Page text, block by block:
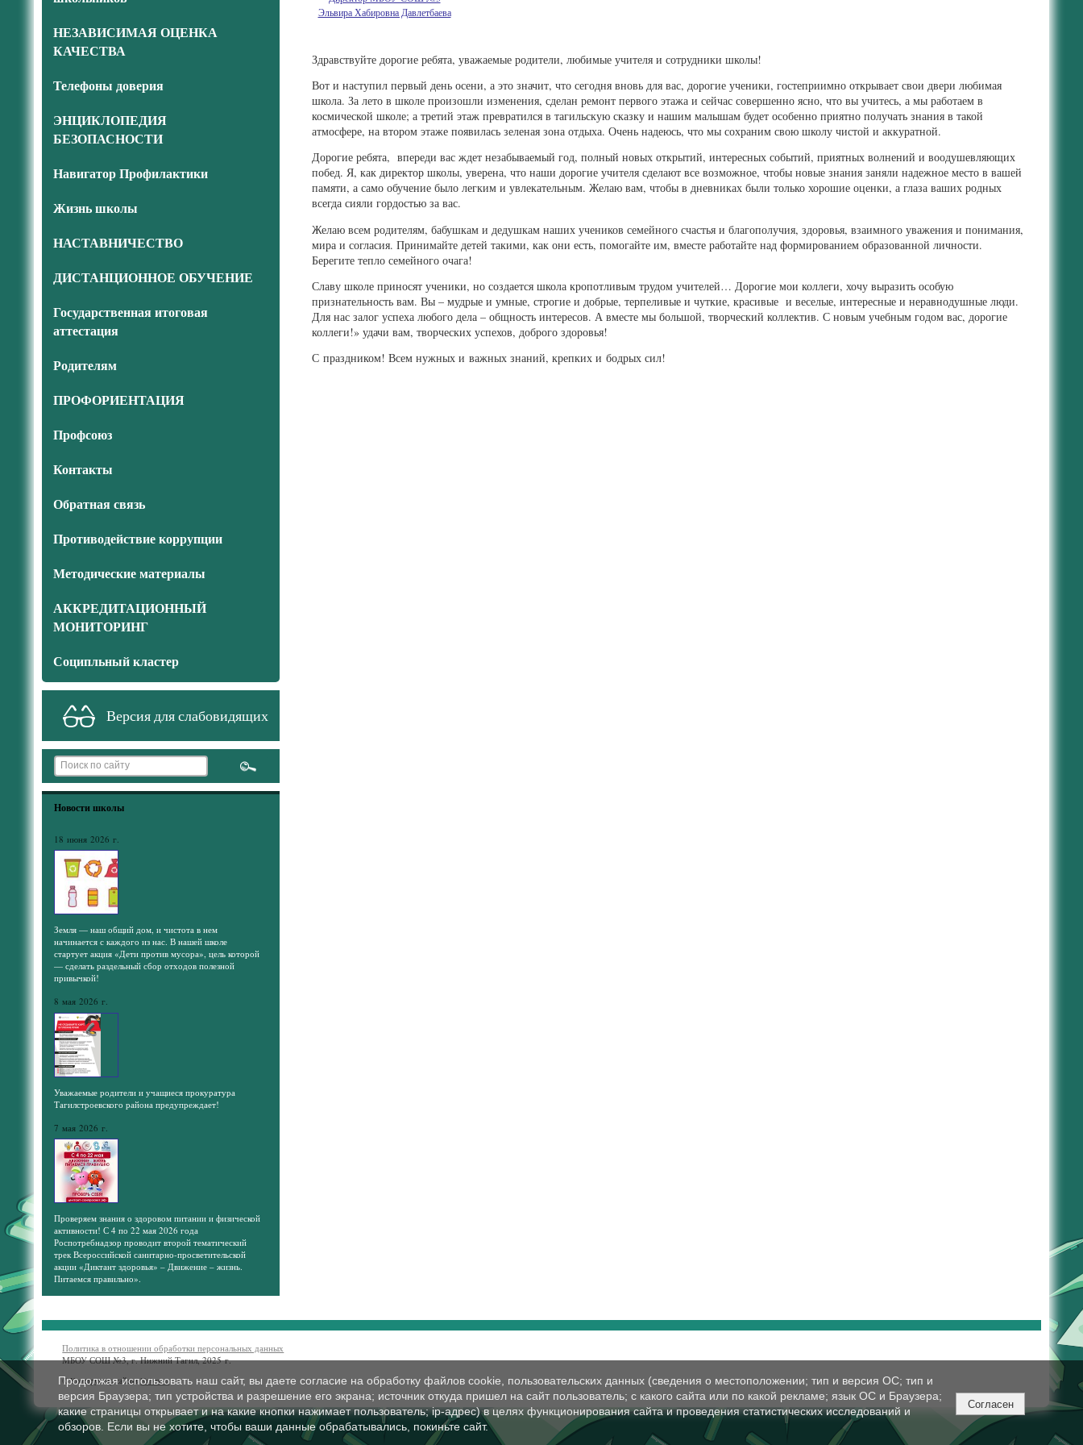
НЕЗАВИСИМАЯ ОЦЕНКА
КАЧЕСТВА
Телефоны доверия
ЭНЦИКЛОПЕДИЯ
БЕЗОПАСНОСТИ
Навигатор Профилактики
Жизнь школы
НАСТАВНИЧЕСТВО
ДИСТАНЦИОННОЕ ОБУЧЕНИЕ
Государственная итоговая
аттестация
Родителям
ПРОФОРИЕНТАЦИЯ
Профсоюз
Контакты
Обратная связь
Противодействие коррупции
Методические материалы
АККРЕДИТАЦИОННЫЙ
МОНИТОРИНГ
Соципльный кластер
Версия для слабовидящих
Новости школы
18 июня 2026 г.
Земля — наш общий дом, и чистота в нем
начинается с каждого из нас. В нашей школе
стартует акция «Дети против мусора», цель которой
— сделать раздельный сбор отходов полезной
привычкой!
8 мая 2026 г.
Уважаемые родители и учащиеся прокуратура
Тагилстроевского района предупреждает!
7 мая 2026 г.
Проверяем знания о здоровом питании и физической
активности! С 4 по 22 мая 2026 года
Роспотребнадзор проводит второй тематический
трек Всероссийской санитарно-просветительской
акции «Диктант здоровья» – Движение – жизнь.
Питаемся правильно».
Эльвира Хабировна Давлетбаева
Здравствуйте дорогие ребята, уважаемые родители, любимые учителя и сотрудники школы!
Вот и наступил первый день осени, а это значит, что сегодня вновь для вас, дорогие ученики, гостеприимно открывает свои двери любимая
школа. За лето в школе произошли изменения, сделан ремонт первого этажа и сейчас совершенно ясно, что вы учитесь, а мы работаем в
космической школе; а третий этаж превратился в тагильскую сказку и нашим малышам будет особенно приятно получать знания в такой
атмосфере, на втором этаже появилась зеленая зона отдыха. Очень надеюсь, что мы сохраним свою школу чистой и аккуратной.
Дорогие ребята, впереди вас ждет незабываемый год, полный новых открытий, интересных событий, приятных волнений и воодушевляющих
побед. Я, как директор школы, уверена, что наши дорогие учителя сделают все возможное, чтобы новые знания заняли надежное место в вашей
памяти, а само обучение было легким и увлекательным. Желаю вам, чтобы в дневниках были только хорошие оценки, а глаза ваших родных
всегда сияли гордостью за вас.
Желаю всем родителям, бабушкам и дедушкам наших учеников семейного счастья и благополучия, здоровья, взаимного уважения и понимания,
мира и согласия. Принимайте детей такими, как они есть, помогайте им, вместе работайте над формированием образованной личности.
Берегите тепло семейного очага!
Славу школе приносят ученики, но создается школа кропотливым трудом учителей… Дорогие мои коллеги, хочу выразить особую
признательность вам. Вы – мудрые и умные, строгие и добрые, терпеливые и чуткие, красивые и веселые, интересные и неравнодушные люди.
Для нас залог успеха любого дела – общность интересов. А вместе мы большой, творческий коллектив. С новым учебным годом вас, дорогие
коллеги!» удачи вам, творческих успехов, доброго здоровья!
С праздником! Всем нужных и важных знаний, крепких и бодрых сил!
Политика в отношении обработки персональных данных
МБОУ СОШ №3, г. Нижний Тагил, 2025 г.
© Конструктор сайтовNubex.ru
Продолжая использовать наш сайт, вы даете согласие на обработку файлов cookie, пользовательских данных (сведения о местоположении; тип и версия ОС; тип и
версия Браузера; тип устройства и разрешение его экрана; источник откуда пришел на сайт пользователь; с какого сайта или по какой рекламе; язык ОС и Браузера;
какие страницы открывает и на какие кнопки нажимает пользователь; ip-адрес) в целях функционирования сайта и проведения статистических исследований и
обзоров. Если вы не хотите, чтобы ваши данные обрабатывались, покиньте сайт.
Согласен